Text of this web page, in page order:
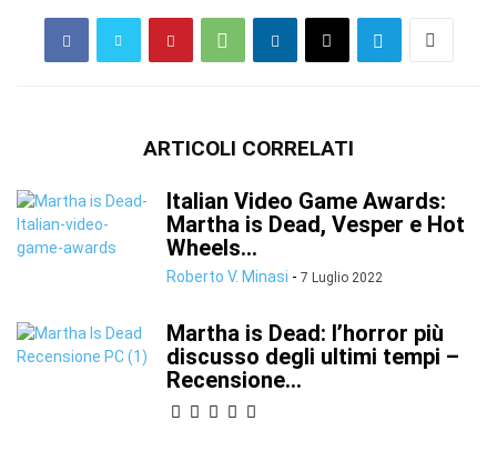
ARTICOLI CORRELATI
Italian Video Game Awards:
Martha is Dead, Vesper e Hot
Wheels...
Roberto V. Minasi - 7 Luglio 2022
Martha is Dead: l’horror più
discusso degli ultimi tempi –
Recensione...